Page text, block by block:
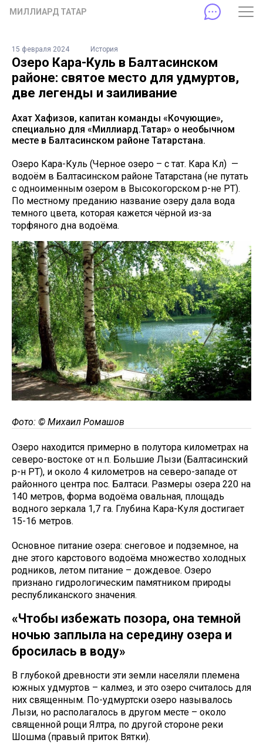
МИЛЛИАРД ТАТАР
15 февраля 2024 История
Озеро Кара-Куль в Балтасинском
районе: святое место для удмуртов,
две легенды и заиливание
Ахат Хафизов, капитан команды «Кочующие»,
специально для «Миллиард.Татар» о необычном
месте в Балтасинском районе Татарстана.
Озеро Кара-Куль (Черное озеро – с тат. Кара Күл) —
водоём в Балтасинском районе Татарстана (не путать
с одноименным озером в Высокогорском р-не РТ).
По местному преданию название озеру дала вода
темного цвета, которая кажется чёрной из-за
торфяного дна водоёма.
Фото: © Михаил Ромашов
Озеро находится примерно в полутора километрах на
северо-востоке от н.п. Большие Лызи (Балтасинский
р-н РТ), и около 4 километров на северо-западе от
районного центра пос. Балтаси. Размеры озера 220 на
140 метров, форма водоёма овальная, площадь
водного зеркала 1,7 га. Глубина Кара-Куля достигает
15-16 метров.
Основное питание озера: снеговое и подземное, на
дне этого карстового водоёма множество холодных
родников, летом питание – дождевое. Озеро
признано гидрологическим памятником природы
республиканского значения.
«Чтобы избежать позора, она темной
ночью заплыла на середину озера и
бросилась в воду»
В глубокой древности эти земли населяли племена
южных удмуртов – калмез, и это озеро считалось для
них священным. По-удмуртски озеро называлось
Лызи, но располагалось в другом месте – около
священной рощи Ялтра, по другой стороне реки
Шошма (правый приток Вятки).